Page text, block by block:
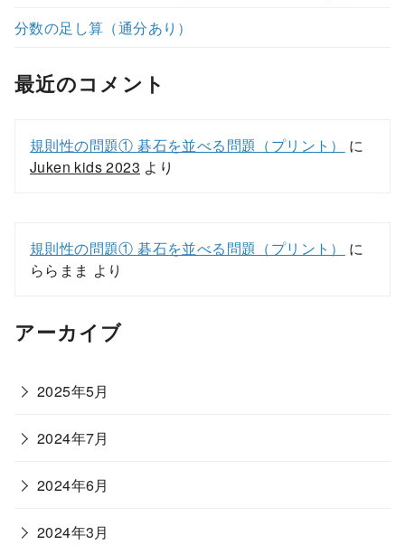
分数の足し算（通分あり）
最近のコメント
規則性の問題① 碁石を並べる問題（プリント）
に
Juken kids 2023 より
規則性の問題① 碁石を並べる問題（プリント）
に
ららまま より
アーカイブ
2025年5月
2024年7月
2024年6月
2024年3月